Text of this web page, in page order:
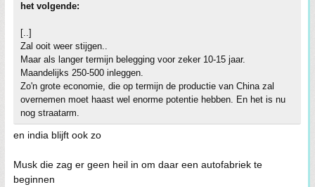
het volgende:
[..]
Zal ooit weer stijgen..
Maar als langer termijn belegging voor zeker 10-15 jaar.
Maandelijks 250-500 inleggen.
Zo'n grote economie, die op termijn de productie van China zal
overnemen moet haast wel enorme potentie hebben. En het is nu
nog straatarm.
en india blijft ook zo
Musk die zag er geen heil in om daar een autofabriek te
beginnen